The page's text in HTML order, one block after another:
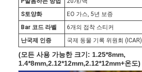
S토양화
EO 가스, 5년 보증
Bar 코드 라벨
6개의 접착 스티커
난국제 인증 국제 동물 기록 위원회 (ICAR)
(모든 사용 가능한 크기: 1.25*8mm,
1.4*8mm,2.12*12mm,2.12*12mm+온도)